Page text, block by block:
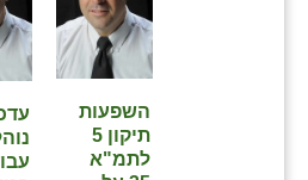
השפעות
תיקון 5
לתמ"א